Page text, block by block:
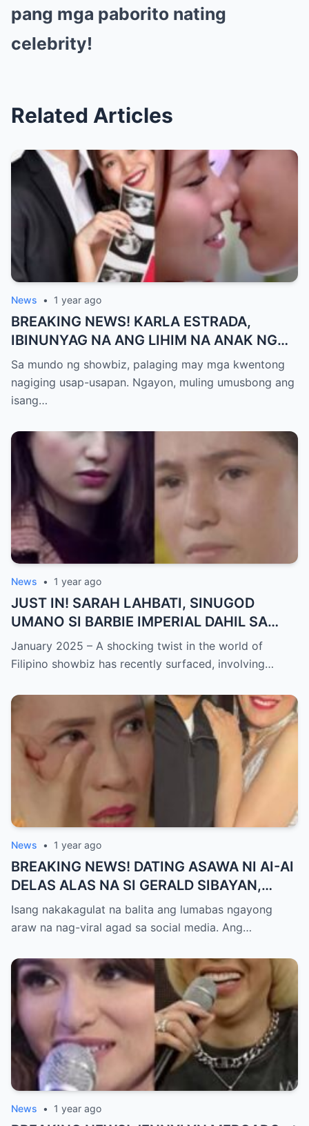
pang mga paborito nating
celebrity!
Related Articles
News • 1 year ago
BREAKING NEWS! KARLA ESTRADA,
IBINUNYAG NA ANG LIHIM NA ANAK NG
KATHNIEL! Matagal na Itinatagong
Katotohanan, Inilabas na sa Publiko — Fans
NAGULANTANG sa Rebelasyong Yumanig
Sa mundo ng showbiz, palaging may mga kwentong
nagiging usap-usapan. Ngayon, muling umusbong ang
isang…
News • 1 year ago
JUST IN! SARAH LAHBATI, SINUGOD
UMANO SI BARBIE IMPERIAL DAHIL SA
ISYU NG PANG-AAGAW KAY RICHARD
GUTIERREZ! Matinding Komprontasyon,
SHOCKED sa Lihim na Girian!
January 2025 – A shocking twist in the world of
Filipino showbiz has recently surfaced, involving…
News • 1 year ago
BREAKING NEWS! DATING ASAWA NI AI-AI
DELAS ALAS NA SI GERALD SIBAYAN,
TIMBOG SA MILYON-MILYONG PERANG
NILIMAS UMANO! Showbiz World
MAKAPANIWALA SA MATINDING
PAGTATAKSIL!
Isang nakakagulat na balita ang lumabas ngayong
araw na nag-viral agad sa social media. Ang…
News • 1 year ago